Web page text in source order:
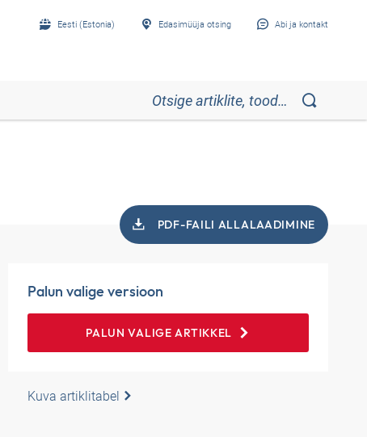
Eesti (Estonia) Edasimüüja otsing Abi ja kontakt
PDF-FAILI ALLALAADIMINE
Palun valige versioon
PALUN VALIGE ARTIKKEL
Kuva artiklitabel